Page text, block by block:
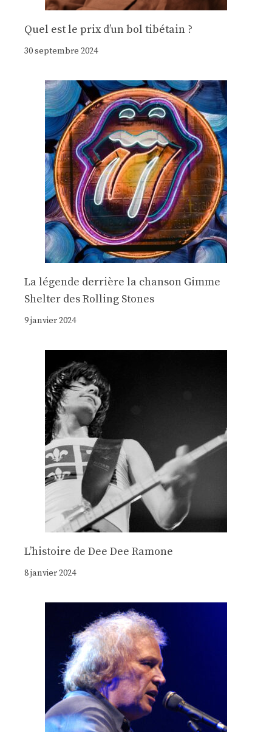
Quel est le prix d’un bol tibétain ?
30 septembre 2024
La légende derrière la chanson Gimme
Shelter des Rolling Stones
9 janvier 2024
Lʼhistoire de Dee Dee Ramone
8 janvier 2024